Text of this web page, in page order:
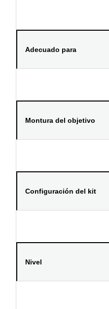
Adecuado para
Montura del objetivo
Configuración del kit
Nivel